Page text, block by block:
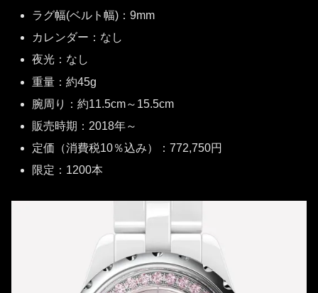
ラグ幅(ベルト幅)：9mm
カレンダー：なし
夜光：なし
重量：約45g
腕周り：約11.5cm～15.5cm
販売時期：2018年～
定価（消費税10％込み）：772,750円
限定：1200本